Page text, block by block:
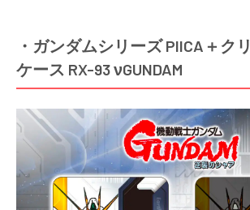
・ガンダムシリーズ PIICA＋ク
ケース RX-93 νGUNDAM